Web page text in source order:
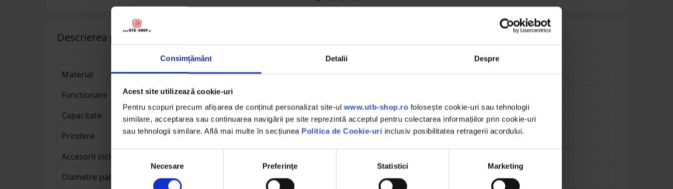
Consimțământ Detalii Despre
Acest site utilizează cookie-uri
Pentru scopuri precum afișarea de conținut personalizat site-ul www.utb-shop.ro folosește cookie-uri sau tehnologii
similare, acceptarea sau continuarea navigării pe site reprezintă acceptul pentru colectarea informațiilor prin cookie-uri
sau tehnologii similare. Află mai multe în secțiunea Politica de Cookie-uri inclusiv posibilitatea retragerii acordului.
consimțământului
Necesare Preferinţe Statistici Marketing
Descrierea produsului
Material
Inox
Functionare
Capacitate
3 kg
Prindere
Clema dubla pentru masa
Accesorii incluse
Diametre palnii
15 mm, 19 mm, 22 mm, 25 mm